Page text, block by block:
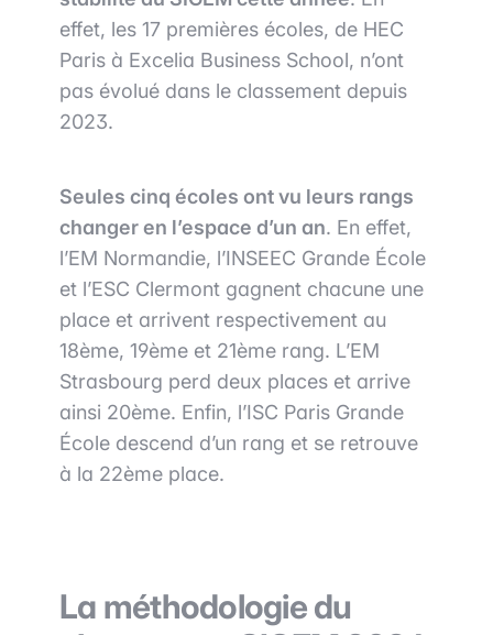
effet, les 17 premières écoles, de HEC
Paris à Excelia Business School, n’ont
pas évolué dans le classement depuis
2023.
Seules cinq écoles ont vu leurs rangs
changer en l’espace d’un an. En effet,
l’EM Normandie, l’INSEEC Grande École
et l’ESC Clermont gagnent chacune une
place et arrivent respectivement au
18ème, 19ème et 21ème rang. L’EM
Strasbourg perd deux places et arrive
ainsi 20ème. Enfin, l’ISC Paris Grande
École descend d’un rang et se retrouve
à la 22ème place.
La méthodologie du